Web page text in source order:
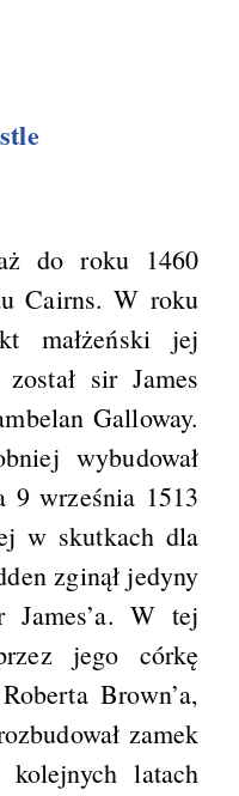
do roku 1460
Cairns. W roku
małżeński jej
sir James
Galloway.
wybudował
9 września 1513
w skutkach dla
zginął jedyny
James’a. W tej
jego córkę
Brown’a,
zamek
latach